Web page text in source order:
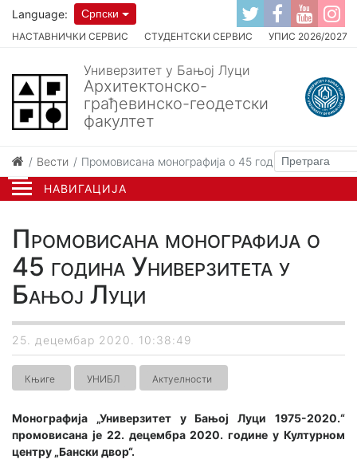
НАВИГАЦИЈА
НАСТАВНИЧКИ СЕРВИС СТУДЕНТСКИ СЕРВИС УПИС 2026/2027
Language: Српски
Универзитет у Бањој Луци
Архитектонско-
грађевинско-геодетски
факултет
Вести Промовисана монографија о 45 година
Промовисана монографија о
45 година Универзитета у
Бањој Луци
25. децембар 2020. 10:38:49
Књиге УНИБЛ Актуелности
Монографија „Универзитет у Бањој Луци 1975-2020.“
промовисана је 22. децембра 2020. године у Културном
центру „Бански двор“.